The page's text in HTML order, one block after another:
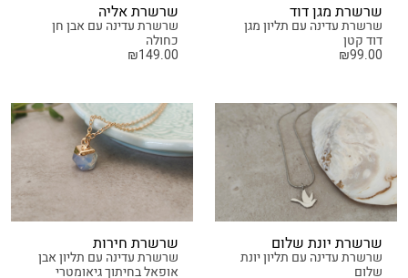
שרשרת מגן דוד
שרשרת עדינה עם תליון מגן
דוד קטן
₪99.00
שרשרת אליה
שרשרת עדינה עם אבן חן
כחולה
₪149.00
שרשרת יונת שלום
שרשרת עדינה עם תליון יונת
שלום
שרשרת חירות
שרשרת עדינה עם תליון אבן
אופאל בחיתוך גיאומטרי